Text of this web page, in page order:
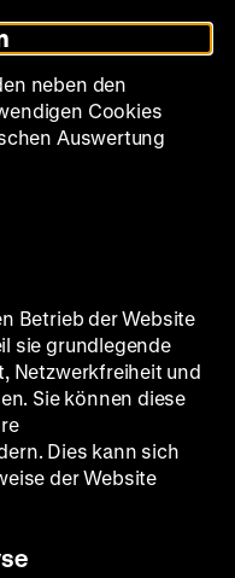
und Besuchern einen
der
terroristische
am Anfang der
es zur
liegt hierbei auf der
Jahren. Neben
den Kontext der
neben den
Cookies
Auswertung
Betrieb der Website
sie grundlegende
Netzwerkfreiheit und
Sie können diese
Dies kann sich
der Website